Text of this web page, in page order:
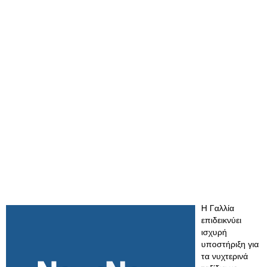
Η Γαλλία
επιδεικνύει
ισχυρή
υποστήριξη για
τα νυχτερινά